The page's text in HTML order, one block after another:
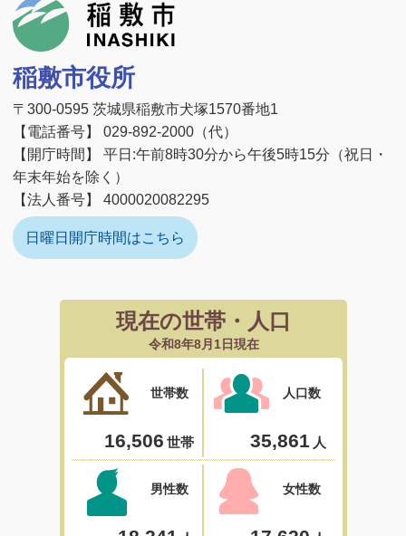
稲敷市役所
〒300-0595 茨城県稲敷市犬塚1570番地1
【電話番号】 029-892-2000（代）
【開庁時間】 平日:午前8時30分から午後5時15分（祝日・
年末年始を除く）
【法人番号】 4000020082295
日曜日開庁時間はこちら